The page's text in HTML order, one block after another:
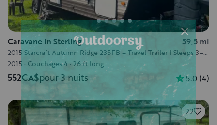
Caravane in Sterling 59,5 mi
2015 Starcraft Autumn Ridge 235FB – Travel Trailer | Sleeps 3–4
|2015 · Couchages 4· 26 ft long
552CA$pour 3 nuits 5.0 (4)
22